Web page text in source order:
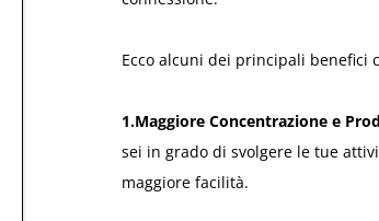
Ecco alcuni dei principali benefici
1.Maggiore Concentrazione e
sei in grado di svolgere le tue
maggiore facilità.